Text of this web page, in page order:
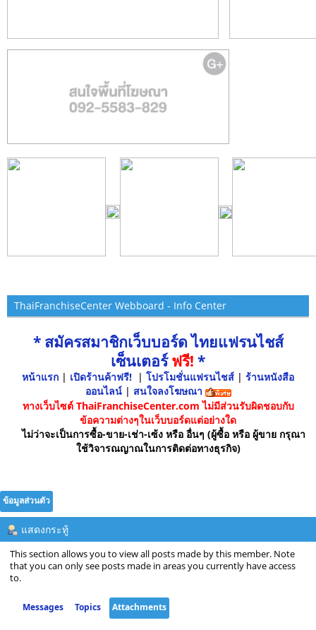
ThaiFranchiseCenter Webboard - Info Center
* สมัครสมาชิกเว็บบอร์ด ไทยแฟรนไชส์
เซ็นเตอร์ฟรี! *
หน้าแรก | เปิดร้านค้าฟรี! | โปรโมชั่นแฟรนไชส์ | ร้านหนังสือ
ออนไลน์ | สนใจลงโฆษณา
ทางเว็บไซต์ ThaiFranchiseCenter.com ไม่มีส่วนรับผิดชอบกับ
ข้อความต่างๆในเว็บบอร์ดแต่อย่างใด
ไม่ว่าจะเป็นการซื้อ-ขาย-เช่า-เซ้ง หรือ อื่นๆ (ผู้ซื้อ หรือ ผู้ขาย กรุณา
ใช้วิจารณญาณในการติดต่อทางธุรกิจ)
ข้อมูลส่วนตัว
แสดงกระทู้
This section allows you to view all posts made by this member. Note
that you can only see posts made in areas you currently have access
to.
Messages Topics Attachments